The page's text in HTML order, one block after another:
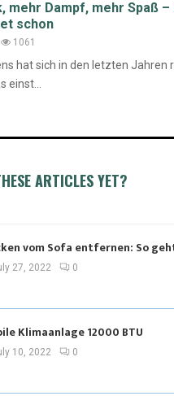
mehr Dampf, mehr Spaß
schon
1061
hat sich in den letzten Jahren
einst...
ARTICLES YET?
vom Sofa entfernen: So
27, 2022 0
Klimaanlage 12000 BTU
10, 2022 0